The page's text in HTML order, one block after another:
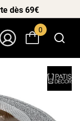
dès 69€
0